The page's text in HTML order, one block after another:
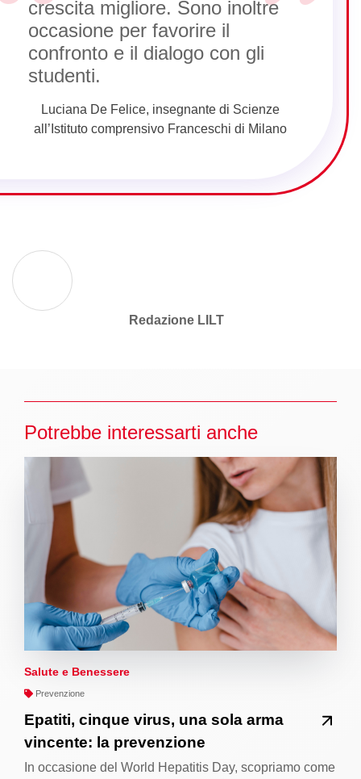
crescita migliore. Sono inoltre
occasione per favorire il
confronto e il dialogo con gli
studenti.
Luciana De Felice, insegnante di Scienze
all’Istituto comprensivo Franceschi di Milano
Redazione LILT
Potrebbe interessarti anche
Salute e Benessere
Prevenzione
Epatiti, cinque virus, una sola arma
vincente: la prevenzione
In occasione del World Hepatitis Day, scopriamo come